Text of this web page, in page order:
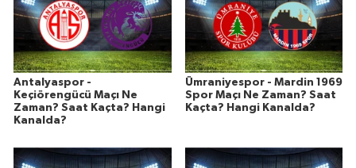
Antalyaspor -
Keçiörengücü Maçı Ne
Zaman? Saat Kaçta? Hangi
Kanalda?
Ümraniyespor - Mardin 1969
Spor Maçı Ne Zaman? Saat
Kaçta? Hangi Kanalda?